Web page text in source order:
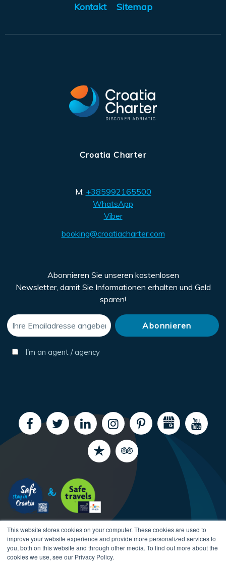
This website stores cookies on your computer. These cookies are used to
improve your website experience and provide more personalized services to
you, both on this website and through other media. To find out more about the
cookies we use, see our Privacy Policy.
Kontakt Sitemap
Croatia Charter
M: +385992165500
WhatsApp
Viber
booking@croatiacharter.com
Abonnieren Sie unseren kostenlosen
Newsletter, damit Sie Informationen erhalten und Geld
sparen!
I'm an agent / agency